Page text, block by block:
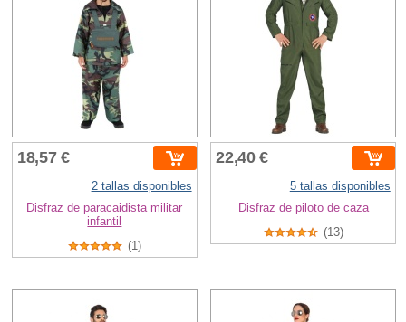
18,57 €
2 tallas disponibles
Disfraz de paracaidista militar
infantil
(1)
22,40 €
5 tallas disponibles
Disfraz de piloto de caza
(13)